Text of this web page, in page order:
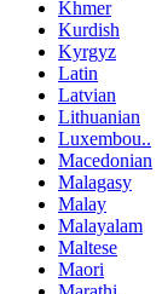
Khmer
Kurdish
Kyrgyz
Latin
Latvian
Lithuanian
Luxembou..
Macedonian
Malagasy
Malay
Malayalam
Maltese
Maori